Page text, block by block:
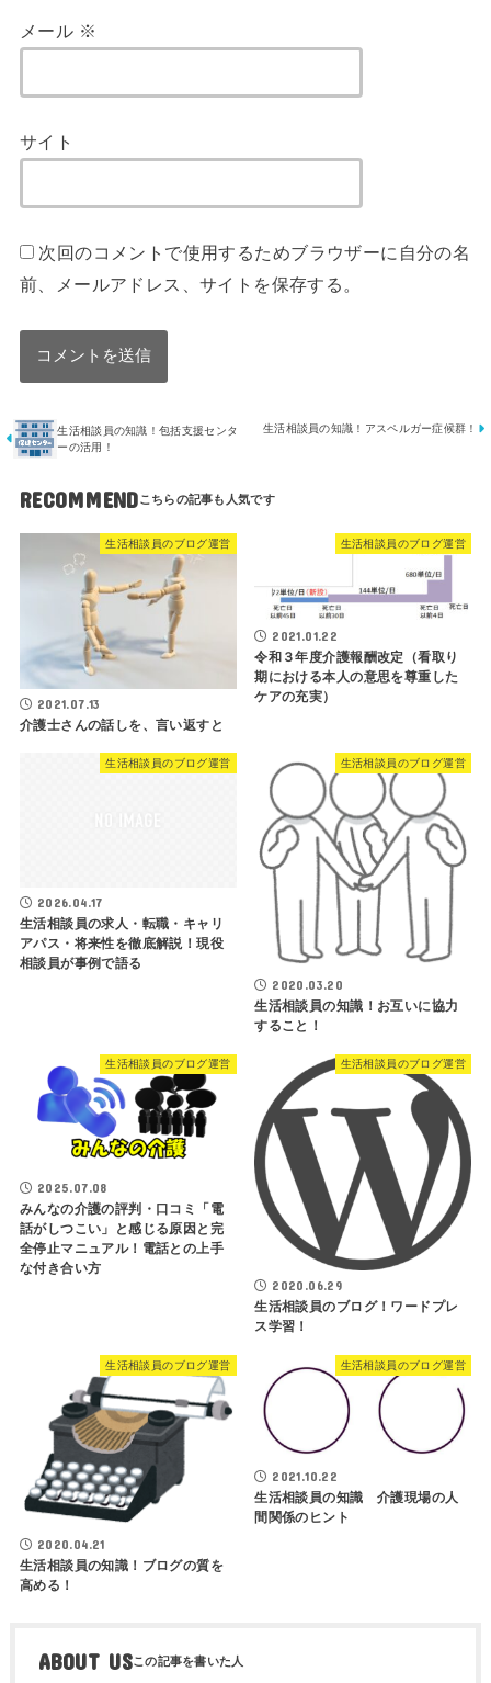
メール ※
サイト
次回のコメントで使用するためブラウザーに自分の名
前、メールアドレス、サイトを保存する。
生活相談員の知識！包括支援センタ
ーの活用！
生活相談員の知識！アスペルガー症候群！
RECOMMEND
生活相談員のブログ運営
2021.07.13
介護士さんの話しを、言い返すと
生活相談員のブログ運営
2021.01.22
令和３年度介護報酬改定（看取り
期における本人の意思を尊重した
ケアの充実）
生活相談員のブログ運営
2026.04.17
生活相談員の求人・転職・キャリ
アパス・将来性を徹底解説！現役
相談員が事例で語る
生活相談員のブログ運営
2020.03.20
生活相談員の知識！お互いに協力
すること！
生活相談員のブログ運営
2025.07.08
みんなの介護の評判・口コミ「電
話がしつこい」と感じる原因と完
全停止マニュアル！電話との上手
な付き合い方
生活相談員のブログ運営
2020.06.29
生活相談員のブログ！ワードプレ
ス学習！
生活相談員のブログ運営
2020.04.21
生活相談員の知識！ブログの質を
高める！
生活相談員のブログ運営
2021.10.22
生活相談員の知識 介護現場の人
間関係のヒント
ABOUT US